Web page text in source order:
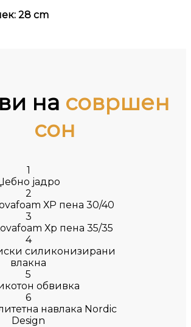
28 сm
на совршен
сон
1
јадро
2
ХР пена 30/40
3
Хр пена 35/35
4
силиконизирани
влакна
5
обвивка
6
навлака Nordic
Design